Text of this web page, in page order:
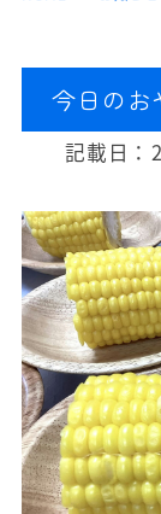
今日のお
記載日：